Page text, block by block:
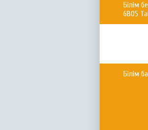
Білім
6B05
Білім